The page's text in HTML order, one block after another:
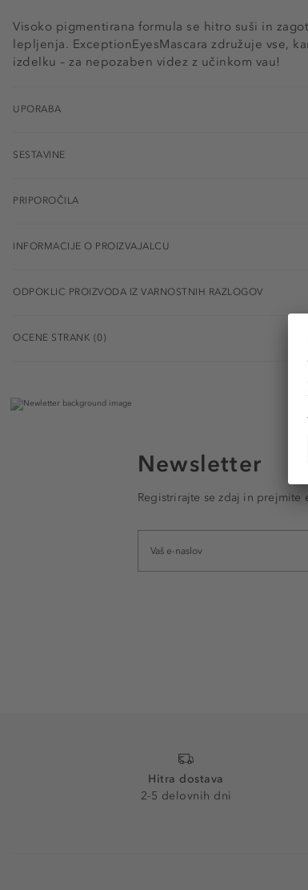
Visoko pigmentirana formula se hitro suši in
lepljenja. ExceptionEyesMascara združuje vse,
izdelku – za nepozaben videz z učinkom vau!
UPORABA
SESTAVINE
PRIPOROČILA
INFORMACIJE O PROIZVAJALCU
ODPOKLIC PROIZVODA IZ VARNOSTNIH RAZLOGOV
OCENE STRANK (0)
Newsletter
Registrirajte se zdaj in
Hitra dostava
2-5 delovnih dni